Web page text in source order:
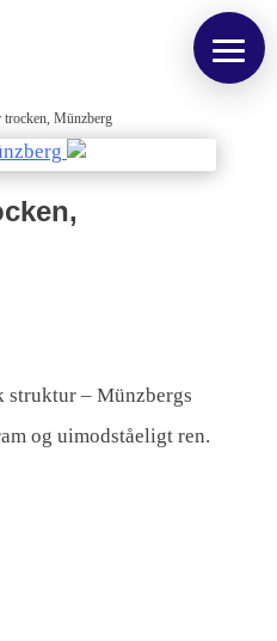
trocken, Münzberg
– Münzbergs
og uimodståeligt ren.